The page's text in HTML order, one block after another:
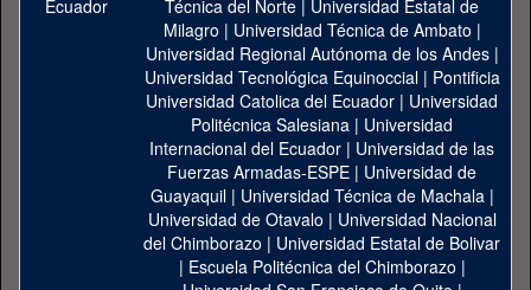
Técnica del Norte | Universidad Estatal de
Milagro | Universidad Técnica de Ambato |
Universidad Regional Autónoma de los Andes|
Universidad Tecnológica Equinoccial| Pontificia
Universidad Catolica del Ecuador | Universidad
Politécnica Salesiana | Universidad
Internacional del Ecuador | Universidad de las
Fuerzas Armadas-ESPE | Universidad de
Guayaquil| Universidad Técnica de Machala|
Universidad de Otavalo | Universidad Nacional
del Chimborazo | Universidad Estatal de Bolivar
| Escuela Politécnica del Chimborazo |